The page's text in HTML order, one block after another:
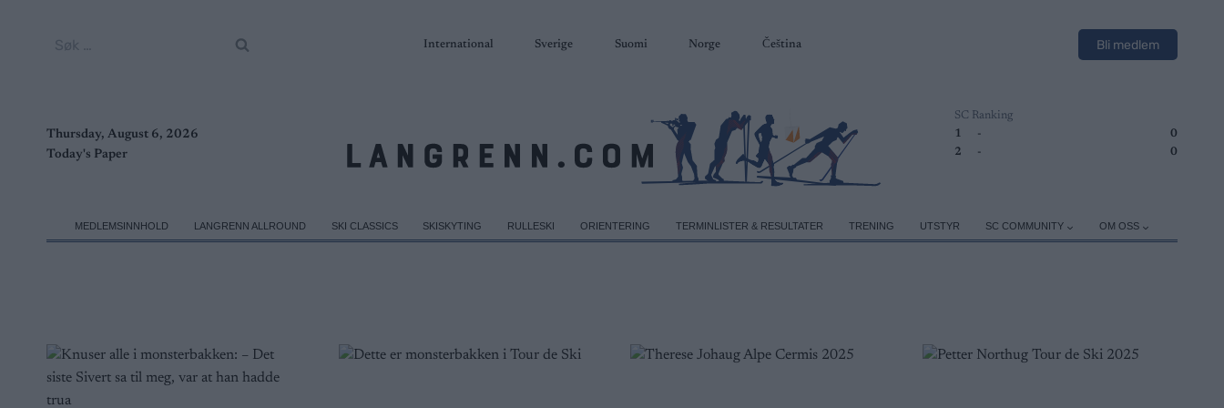
International Sverige Suomi Norge Čeština Bli medlem
Thursday, August 6, 2026
Today's Paper
SC Ranking
1
-
0
2
- 0
MEDLEMSINNHOLD LANGRENN ALLROUND SKI CLASSICS SKISKYTING RULLESKI ORIENTERING TERMINLISTER & RESULTATER TRENING UTSTYR SC COMMUNITY OM OSS